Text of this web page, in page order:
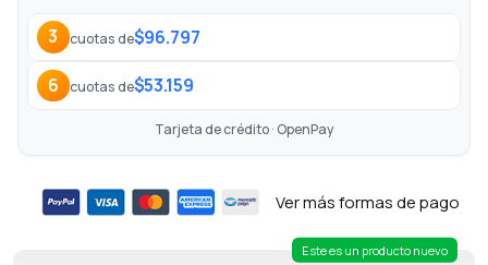
3 cuotas de$96.797
6 cuotas de$53.159
Tarjeta de crédito · OpenPay
Ver más formas de pago
Este es un producto nuevo